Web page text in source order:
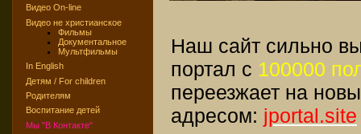
Видео On-line
Видео не христианское
Фильмы
Документальное
Мультфильмы
In English
Детям / For children
Родителям
Воспитание детей
Мы "В Контакте"
Наш сайт сильно
портал с 100000
переезжает на
адресом: jportal.site